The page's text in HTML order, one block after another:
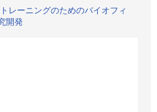
レーニングのためのバイオフィ
開発